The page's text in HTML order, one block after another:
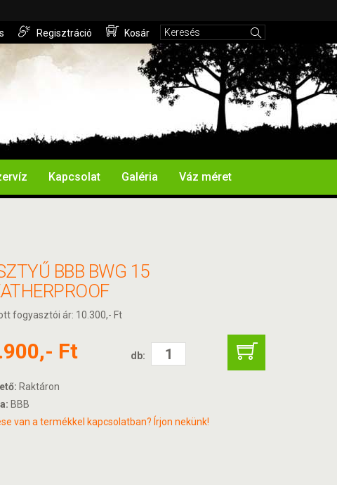
Regisztráció Kosár
Kapcsolat Galéria Váz méret
BBB BWG 15
fogyasztói ár: 10.300,- Ft
Ft db:
Raktáron
BBB
van a termékkel kapcsolatban? Írjon nekünk!